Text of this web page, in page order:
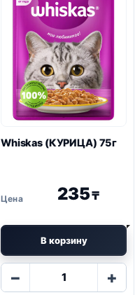
Whiskas (КУРИЦА) 75г
235₸
В корзину
−
Количество
+